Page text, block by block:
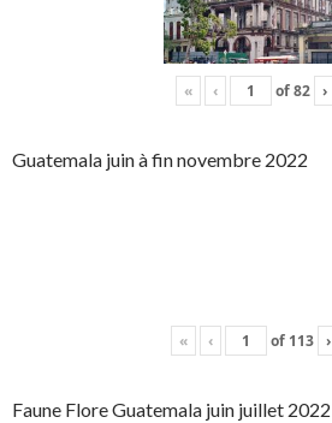
« ‹ of82 ›
Guatemala juin à fin novembre 2022
« ‹ of 113 ›
Faune Flore Guatemala juin juillet 2022